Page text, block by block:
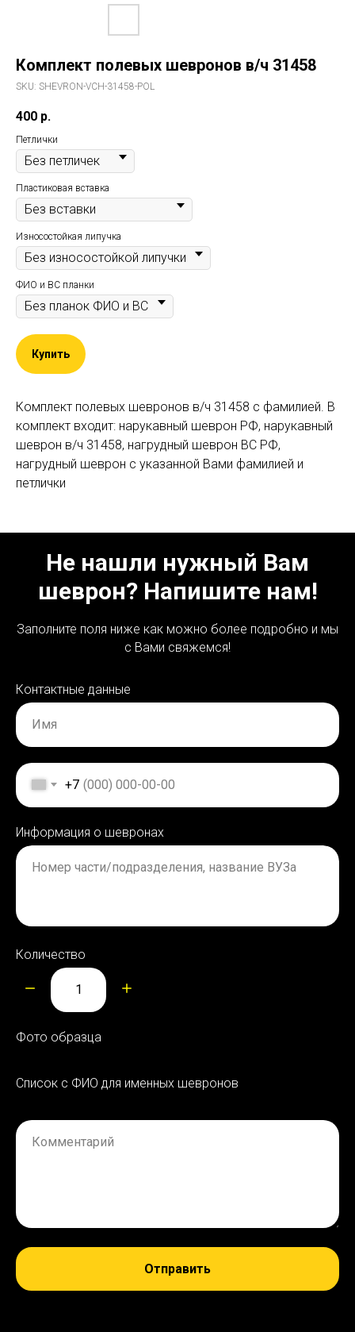
Комплект полевых шевронов в/ч 31458
SKU: SHEVRON-VCH-31458-POL
400 р.
Петлички
Пластиковая вставка
Износостойкая липучка
ФИО и ВС планки
Купить
Комплект полевых шевронов в/ч 31458 c фамилией. В
комплект входит: нарукавный шеврон РФ, нарукавный
шеврон в/ч 31458, нагрудный шеврон ВС РФ,
нагрудный шеврон с указанной Вами фамилией и
петлички
Не нашли нужный Вам
шеврон? Напишите нам!
Заполните поля ниже как можно более подробно и мы
с Вами свяжемся!
Контактные данные
Имя
+7
Информация о шевронах
Номер части/подразделения, название ВУЗа
Количество
Фото образца
Список с ФИО для именных шевронов
Комментарий
Отправить